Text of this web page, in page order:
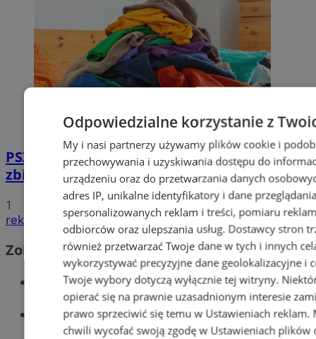
PSZOK w Wodzisławiu: selektywne
zbieranie odpadów tekstylnych w gminach
1
reklama
Zobacz również
Wiadomości kryminalne w Wodzisławiu
Wiadomości lokalne
Odpowiedzialne korzystanie z
My i nasi partnerzy używamy plików cookie i
przechowywania i uzyskiwania dostępu do
urządzeniu oraz do przetwarzania danych
adres IP, unikalne identyfikatory i dane
spersonalizowanych reklam i treści, pomiaru
odbiorców oraz ulepszania usług. Dostawcy stron
również przetwarzać Twoje dane w tych i innych
wykorzystywać precyzyjne dane geolokalizacyjne i
Twoje wybory dotyczą wyłącznie tej witryny.
opierać się na prawnie uzasadnionym interesie
prawo sprzeciwić się temu w Ustawieniach reklam.
chwili wycofać swoją zgodę w Ustawieniach plików